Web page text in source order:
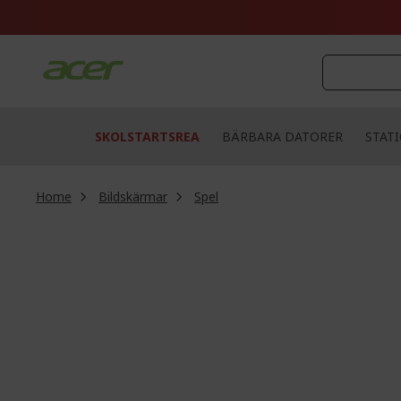
SKOLSTARTSREA BÄRBARA DATORER
Home Bildskärmar
Spel